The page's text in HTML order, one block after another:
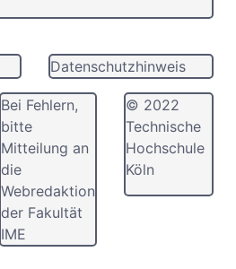
Datenschutzhinweis
Bei Fehlern,
bitte
Mitteilung an
die
Webredaktion
der Fakultät
IME
© 2022
Technische
Hochschule
Köln